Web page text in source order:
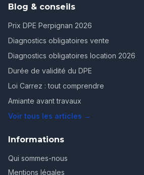
Blog & conseils
Prix DPE Perpignan 2026
Diagnostics obligatoires vente
Diagnostics obligatoires location 2026
Durée de validité du DPE
Loi Carrez : tout comprendre
Amiante avant travaux
Voir tous les articles →
Informations
Qui sommes-nous
Mentions légales